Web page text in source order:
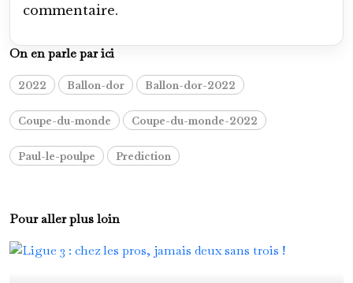
commentaire.
On en parle par ici
2022 Ballon-dor Ballon-dor-2022
Coupe-du-monde Coupe-du-monde-2022
Paul-le-poulpe Prediction
Pour aller plus loin